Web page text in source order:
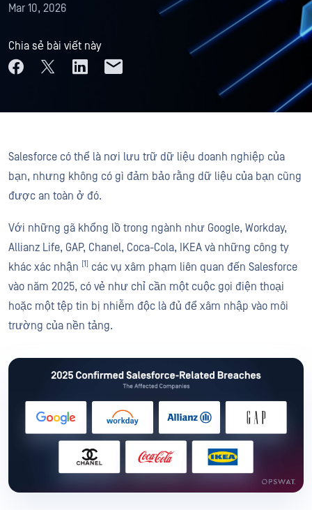
Mar 10, 2026
Chia sẻ bài viết này
Salesforce có thể là nơi lưu trữ dữ liệu doanh nghiệp của
bạn, nhưng không có gì đảm bảo rằng dữ liệu của bạn cũng
được an toàn ở đó.
Với những gã khổng lồ trong ngành như Google, Workday,
Allianz Life, GAP, Chanel, Coca-Cola, IKEA và những công ty
khác xác nhận [1] các vụ xâm phạm liên quan đến Salesforce
vào năm 2025, có vẻ như chỉ cần một cuộc gọi điện thoại
hoặc một tệp tin bị nhiễm độc là đủ để xâm nhập vào môi
trường của nền tảng.